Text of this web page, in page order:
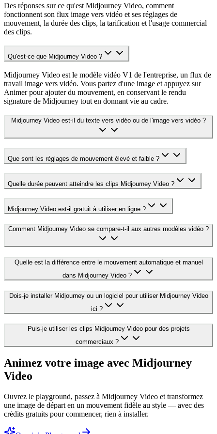
Des réponses sur ce qu'est Midjourney Video, comment
fonctionnent son flux image vers vidéo et ses réglages de
mouvement, la durée des clips, la tarification et l'usage commercial
des clips.
Qu'est-ce que Midjourney Video ?
Midjourney Video est le modèle vidéo V1 de l'entreprise, un flux de
travail image vers vidéo. Vous partez d'une image et appuyez sur
Animer pour ajouter du mouvement, en conservant le rendu
signature de Midjourney tout en donnant vie au cadre.
Midjourney Video est-il du texte vers vidéo ou de l'image vers vidéo ?
Que sont les réglages de mouvement élevé et faible ?
Quelle durée peuvent atteindre les clips Midjourney Video ?
Midjourney Video est-il gratuit à utiliser en ligne ?
Comment Midjourney Video se compare-t-il aux autres modèles vidéo ?
Quelle est la différence entre le mouvement automatique et manuel
dans Midjourney Video ?
Dois-je installer Midjourney ou un logiciel pour utiliser Midjourney Video
ici ?
Puis-je utiliser les clips Midjourney Video pour des projets
commerciaux ?
Animez votre image avec Midjourney
Video
Ouvrez le playground, passez à Midjourney Video et transformez
une image de départ en un mouvement fidèle au style — avec des
crédits gratuits pour commencer, rien à installer.